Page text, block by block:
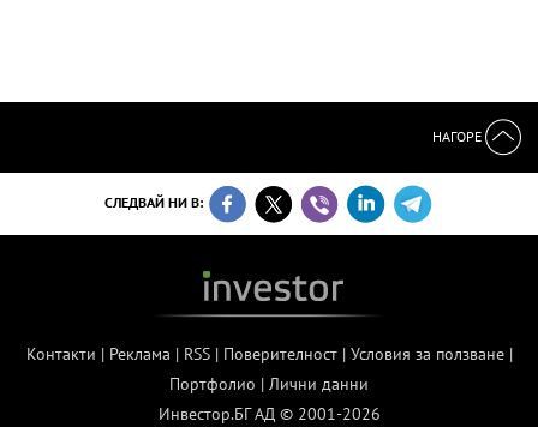
НАГОРЕ
СЛЕДВАЙ НИ В:
Контакти | Реклама | RSS| Поверителност| Условия за ползване|
Портфолио | Лични данни
Инвестор.БГ АД © 2001-2026